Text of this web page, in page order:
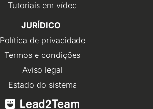
Tutoriais em vídeo
JURÍDICO
Política de privacidade
Termos e condições
Aviso legal
Estado do sistema